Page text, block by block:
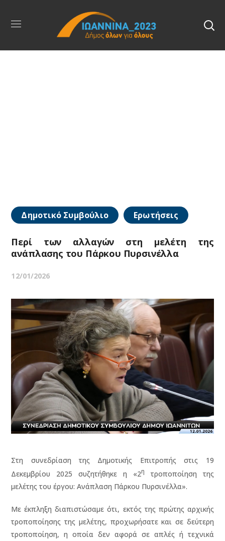
Δημοτικό Συμβούλιο Ερωτήσεις
Περί των αλλαγών στη μελέτη της
ανάπλασης του Πάρκου Πυρσινέλλα
12/01/2026
Στη συνεδρίαση της Δημοτικής Επιτροπής στις 19
Δεκεμβρίου 2025 συζητήθηκε η «2η
τροποποίηση της
μελέτης του έργου: Ανάπλαση Πάρκου Πυρσινέλλα».
Με έκπληξη διαπιστώσαμε ότι, εκτός της πρώτης αρχικής
τροποποίησης της μελέτης, προχωρήσατε και σε δεύτερη
τροποποίηση, η οποία δεν αφορά σε απλές ή τεχνικά